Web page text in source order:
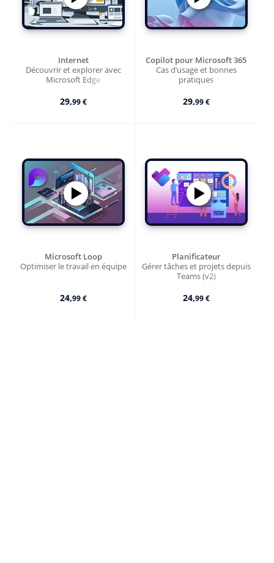
Internet
Découvrir et explorer avec
Microsoft Edge
29,99 €
Copilot pour Microsoft 365
Cas d’usage et bonnes
pratiques
29,99 €
Microsoft Loop
Optimiser le travail en équipe
24,99 €
Planificateur
Gérer tâches et projets depuis
Teams (v2)
24,99 €